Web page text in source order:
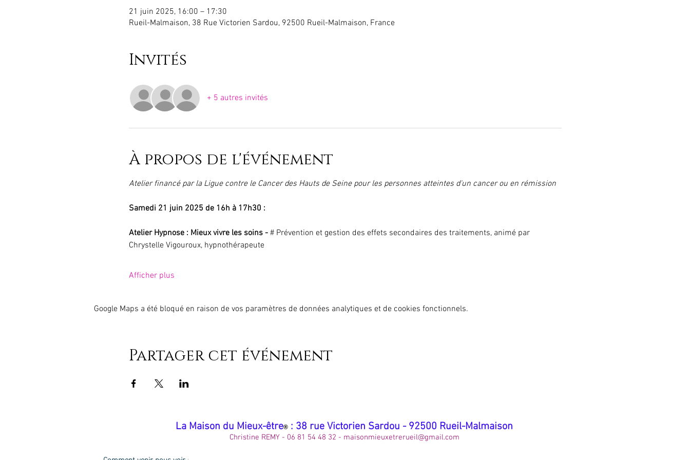
21 juin 2025, 16:00 – 17:30
Rueil-Malmaison, 38 Rue Victorien Sardou, 92500 Rueil-Malmaison, France
Invités
+ 5 autres invités
À propos de l'événement
Atelier financé par la Ligue contre le Cancer des Hauts de Seine pour les personnes atteintes d'un cancer ou en rémission
Samedi 21 juin 2025 de 16h à 17h30 :
Atelier Hypnose : Mieux vivre les soins - # Prévention et gestion des effets secondaires des traitements, animé par
Chrystelle Vigouroux, hypnothérapeute
Afficher plus
Google Maps a été bloqué en raison de vos paramètres de données analytiques et de cookies fonctionnels.
Partager cet événement
​La Maison du Mieux-être® : 38 rue Victorien Sardou - 92500 Rueil-Malmaison
Christine REMY - 06 81 54 48 32 - maisonmieuxetrerueil@gmail.com